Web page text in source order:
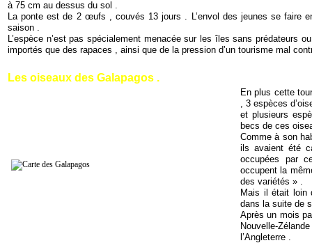
à 75 cm au dessus du sol .
La ponte est de 2 œufs , couvés 13 jours . L’envol des jeunes se faire
saison .
L’espèce n’est pas spécialement menacée sur les îles sans prédateurs
importés que des rapaces , ainsi que de la pression d’un tourisme mal
Les oiseaux des Galapagos .
En plus cette
, 3 espèces
et plusieurs
becs de ces
Comme à son
ils avaient été
occupées par
occupent la
des variétés » .
Mais il était loin
dans la suite de
Après un mois
Nouvelle-
l’Angleterre .